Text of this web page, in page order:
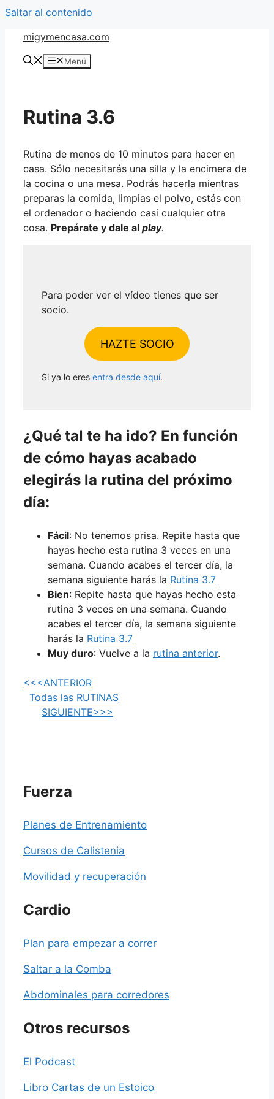
Saltar al contenido
migymencasa.com
Menú
Rutina 3.6
Rutina de menos de 10 minutos para hacer en
casa. Sólo necesitarás una silla y la encimera de
la cocina o una mesa. Podrás hacerla mientras
preparas la comida, limpias el polvo, estás con
el ordenador o haciendo casi cualquier otra
cosa. Prepárate y dale al play.
Para poder ver el vídeo tienes que ser
socio.
HAZTE SOCIO
Si ya lo eres entra desde aquí.
¿Qué tal te ha ido? En función
de cómo hayas acabado
elegirás la rutina del próximo
día:
Fácil: No tenemos prisa. Repite hasta que
hayas hecho esta rutina 3 veces en una
semana. Cuando acabes el tercer día, la
semana siguiente harás la Rutina 3.7
Bien: Repite hasta que hayas hecho esta
rutina 3 veces en una semana. Cuando
acabes el tercer día, la semana siguiente
harás la Rutina 3.7
Muy duro: Vuelve a la rutina anterior.
<<<ANTERIOR
Todas las RUTINAS
SIGUIENTE>>>
Fuerza
Planes de Entrenamiento
Cursos de Calistenia
Movilidad y recuperación
Cardio
Plan para empezar a correr
Saltar a la Comba
Abdominales para corredores
Otros recursos
El Podcast
Libro Cartas de un Estoico